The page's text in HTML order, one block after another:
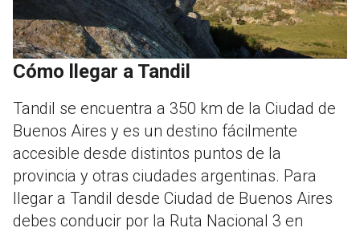
Cómo llegar a Tandil
Tandil se encuentra a 350 km de la Ciudad de
Buenos Aires y es un destino fácilmente
accesible desde distintos puntos de la
provincia y otras ciudades argentinas. Para
llegar a Tandil desde Ciudad de Buenos Aires
debes conducir por la Ruta Nacional 3 en